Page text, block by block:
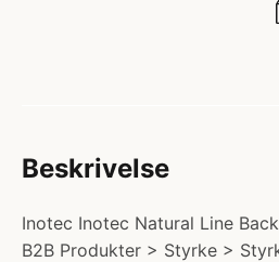
Beskrivelse
Inotec Inotec Natural Line
B2B Produkter > Styrke >